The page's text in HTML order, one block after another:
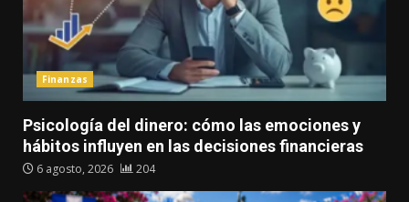
Finanzas
Psicología del dinero: cómo las emociones y
hábitos influyen en las decisiones financieras
6 agosto, 2026 204